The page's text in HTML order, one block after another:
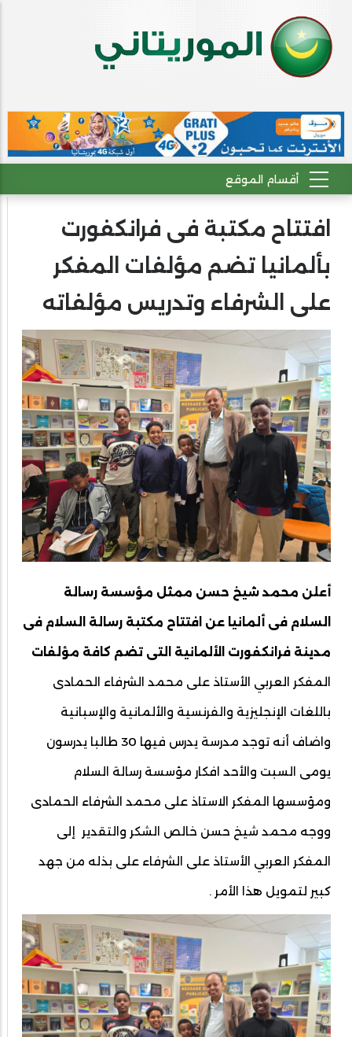
افتتاح مكتبة فى فرانكفورت
بألمانيا تضم مؤلفات المفكر
على الشرفاء وتدريس مؤلفاته
أعلن محمد شيخ حسن ممثل مؤسسة رسالة
السلام فى ألمانيا عن افتتاح مكتبة رسالة السلام فى
مدينة فرانكفورت الألمانية التى تضم كافة مؤلفات
المفكر العربي الأستاذ على محمد الشرفاء الحمادى
باللغات الإنجليزية والفرنسية والألمانية والإسبانية
واضاف أنه توجد مدرسة يدرس فيها 30 طالبا يدرسون
يومى السبت والأحد افكار مؤسسة رسالة السلام
ومؤسسها المفكر الاستاذ على محمد الشرفاء الحمادى
ووجه محمد شيخ حسن خالص الشكر والتقدير إلى
المفكر العربي الأستاذ على الشرفاء على بذله من جهد
كبير لتمويل هذا الأمر .